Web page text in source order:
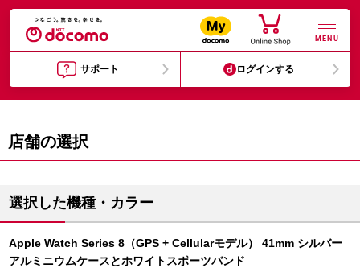
MENU
サポート ログインする
店舗の選択
選択した機種・カラー
Apple Watch Series 8（GPS + Cellularモデル） 41mm シルバー
アルミニウムケースとホワイトスポーツバンド